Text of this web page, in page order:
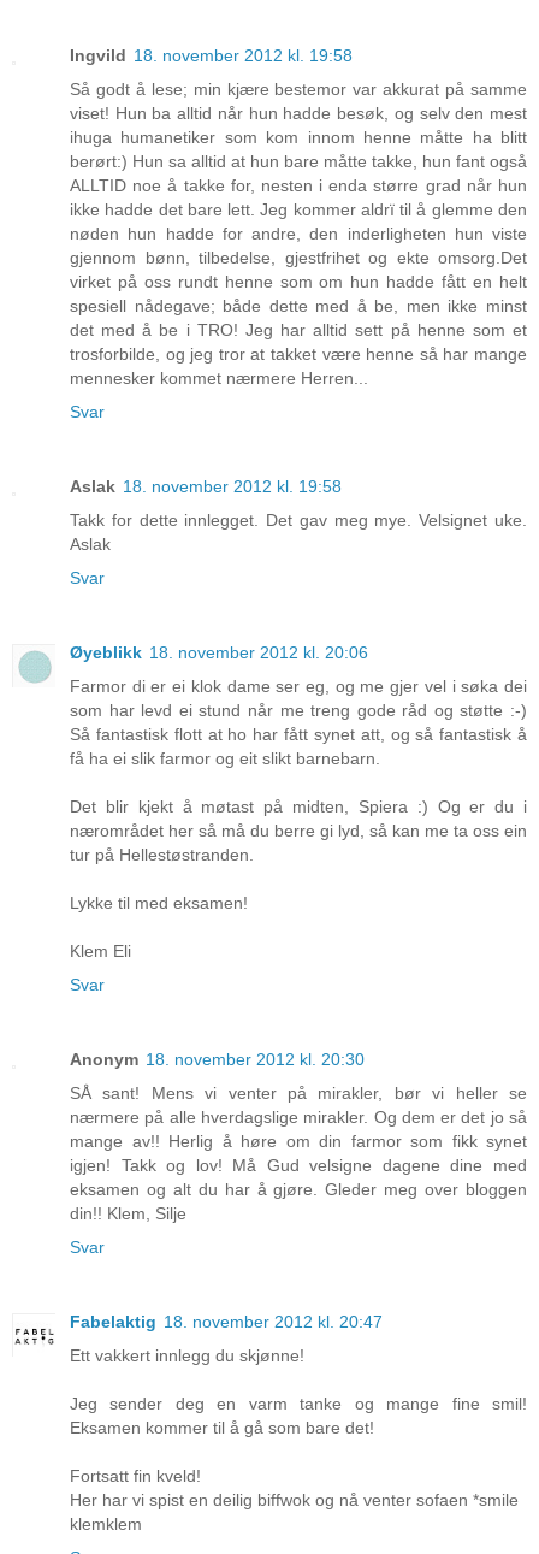
Ingvild 18. november 2012 kl. 19:58
Så godt å lese; min kjære bestemor var akkurat på samme
viset! Hun ba alltid når hun hadde besøk, og selv den mest
ihuga humanetiker som kom innom henne måtte ha blitt
berørt:) Hun sa alltid at hun bare måtte takke, hun fant også
ALLTID noe å takke for, nesten i enda større grad når hun
ikke hadde det bare lett. Jeg kommer aldrï til å glemme den
nøden hun hadde for andre, den inderligheten hun viste
gjennom bønn, tilbedelse, gjestfrihet og ekte omsorg.Det
virket på oss rundt henne som om hun hadde fått en helt
spesiell nådegave; både dette med å be, men ikke minst
det med å be i TRO! Jeg har alltid sett på henne som et
trosforbilde, og jeg tror at takket være henne så har mange
mennesker kommet nærmere Herren...
Svar
Aslak 18. november 2012 kl. 19:58
Takk for dette innlegget. Det gav meg mye. Velsignet uke.
Aslak
Svar
Øyeblikk 18. november 2012 kl. 20:06
Farmor di er ei klok dame ser eg, og me gjer vel i søka dei
som har levd ei stund når me treng gode råd og støtte :-)
Så fantastisk flott at ho har fått synet att, og så fantastisk å
få ha ei slik farmor og eit slikt barnebarn.
Det blir kjekt å møtast på midten, Spiera :) Og er du i
nærområdet her så må du berre gi lyd, så kan me ta oss ein
tur på Hellestøstranden.
Lykke til med eksamen!
Klem Eli
Svar
Anonym 18. november 2012 kl. 20:30
SÅ sant! Mens vi venter på mirakler, bør vi heller se
nærmere på alle hverdagslige mirakler. Og dem er det jo så
mange av!! Herlig å høre om din farmor som fikk synet
igjen! Takk og lov! Må Gud velsigne dagene dine med
eksamen og alt du har å gjøre. Gleder meg over bloggen
din!! Klem, Silje
Svar
Fabelaktig 18. november 2012 kl. 20:47
Ett vakkert innlegg du skjønne!
Jeg sender deg en varm tanke og mange fine smil!
Eksamen kommer til å gå som bare det!
Fortsatt fin kveld!
Her har vi spist en deilig biffwok og nå venter sofaen *smile
klemklem